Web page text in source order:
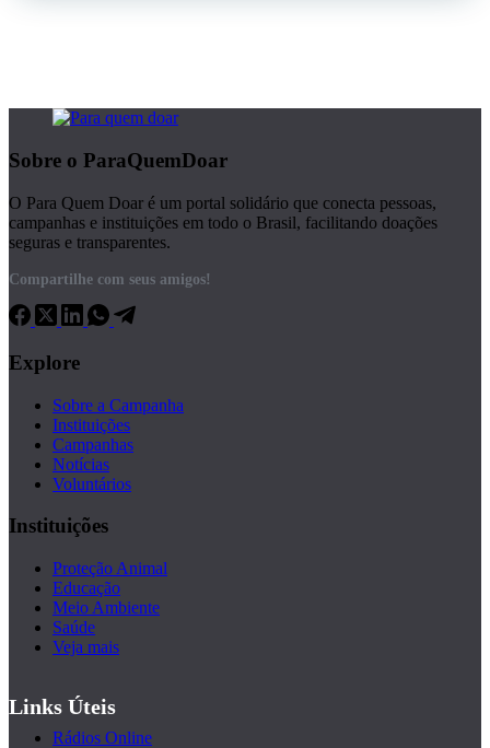
Sobre o ParaQuemDoar
O Para Quem Doar é um portal solidário que conecta pessoas,
campanhas e instituições em todo o Brasil, facilitando doações
seguras e transparentes.
Compartilhe com seus amigos!
Explore
Sobre a Campanha
Instituições
Campanhas
Notícias
Voluntários
Instituições
Proteção Animal
Educação
Meio Ambiente
Saúde
Veja mais
Links Úteis
Rádios Online